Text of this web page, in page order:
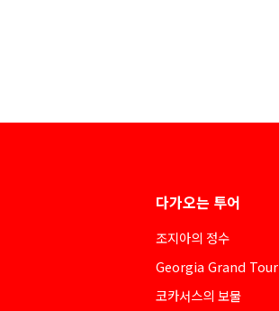
다가오는 투어
조지아의 정수
Georgia Grand Tour
코카서스의 보물